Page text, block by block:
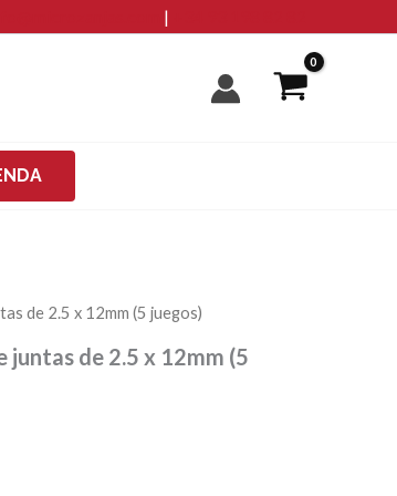
|
de 2.5 x 12mm (5 juegos)
juntas de 2.5 x 12mm (5